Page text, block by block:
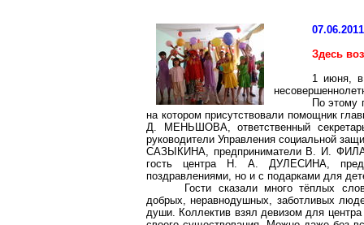
07.06.2011
Здесь
1 июня, в
По этому
на котором присутствовали помощник
Д. МЕНЬШОВА, ответственный
руководители Управления социальной
САЗЫКИНА, предприниматели В. И.
гость центра Н. А. ДУЛЕСИНА,
поздравлениями, но и с подарками для
Гости сказали много тёплых
добрых, неравнодушных, заботливых
души. Коллектив взял девизом для